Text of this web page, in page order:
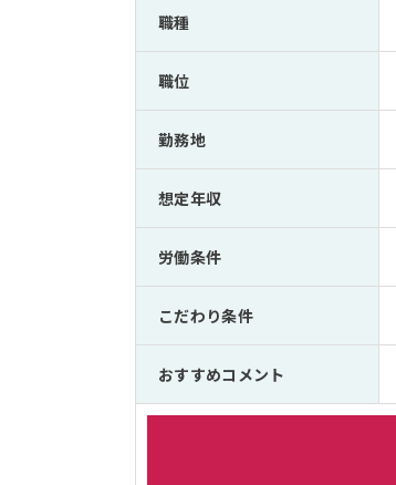
職種
職位
勤務地
想定年収
労働条件
こだわり条件
おすすめコメント